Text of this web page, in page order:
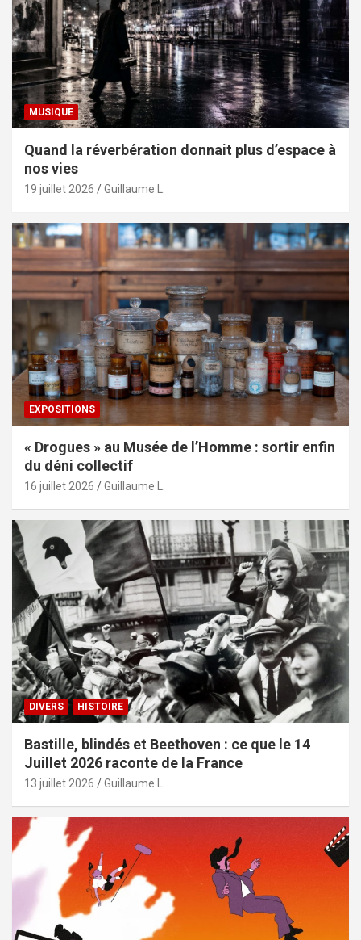
MUSIQUE
Quand la réverbération donnait plus d’espace à
nos vies
19 juillet 2026 Guillaume L.
EXPOSITIONS
« Drogues » au Musée de l’Homme : sortir enfin
du déni collectif
16 juillet 2026 Guillaume L.
DIVERS HISTOIRE
Bastille, blindés et Beethoven : ce que le 14
Juillet 2026 raconte de la France
13 juillet 2026 Guillaume L.